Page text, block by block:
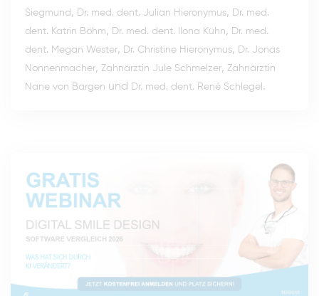
Siegmund , Dr. med. dent. Julian Hieronymus, Dr. med.
dent. Katrin Böhm, Dr. med. dent. Ilona Kühn, Dr. med.
dent. Megan Wester, Dr. Christine Hieronymus, Dr. Jonas
Nonnenmacher, Zahnärztin Jule Schmelzer, Zahnärztin
Nane von Bargen und Dr. med. dent. René Schlegel .